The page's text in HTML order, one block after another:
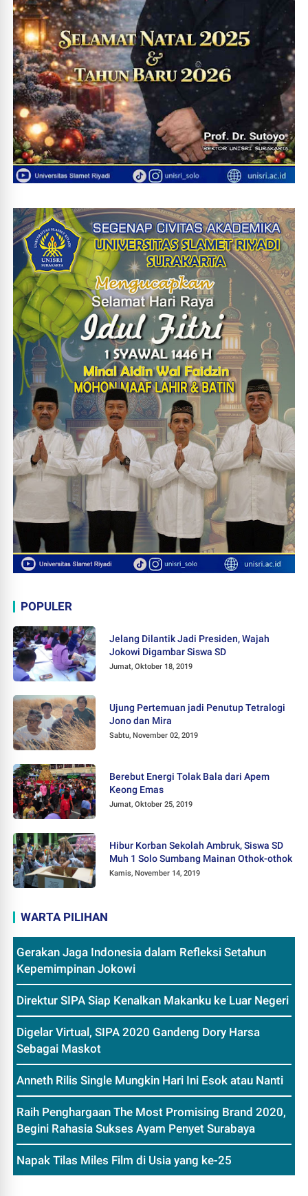
POPULER
Jelang Dilantik Jadi Presiden, Wajah
Jokowi Digambar Siswa SD
Jumat, Oktober 18, 2019
Ujung Pertemuan jadi Penutup Tetralogi
Jono dan Mira
Sabtu, November 02, 2019
Berebut Energi Tolak Bala dari Apem
Keong Emas
Jumat, Oktober 25, 2019
Hibur Korban Sekolah Ambruk, Siswa SD
Muh 1 Solo Sumbang Mainan Othok-othok
Kamis, November 14, 2019
WARTA PILIHAN
Gerakan Jaga Indonesia dalam Refleksi Setahun
Kepemimpinan Jokowi
Direktur SIPA Siap Kenalkan Makanku ke Luar Negeri
Digelar Virtual, SIPA 2020 Gandeng Dory Harsa
Sebagai Maskot
Anneth Rilis Single Mungkin Hari Ini Esok atau Nanti
Raih Penghargaan The Most Promising Brand 2020,
Begini Rahasia Sukses Ayam Penyet Surabaya
Napak Tilas Miles Film di Usia yang ke-25